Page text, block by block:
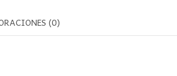
(0)